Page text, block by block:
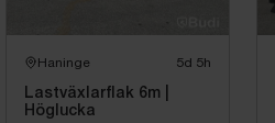
Haninge 5d 5h
Lastväxlarflak 6m |
Höglucka